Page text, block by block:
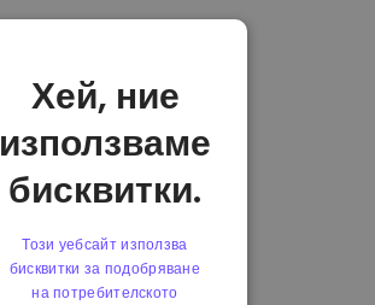
Хей, ние
използваме
бисквитки.
Този уебсайт използва
бисквитки за подобряване
на потребителското